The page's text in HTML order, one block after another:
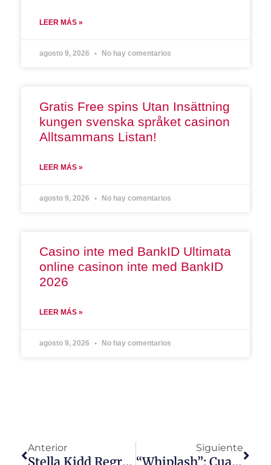
LEER MÁS »
agosto 9, 2026 No hay comentarios
Gratis Free spins Utan Insättning
kungen svenska språket casinon
Alltsammans Listan!
LEER MÁS »
agosto 9, 2026 No hay comentarios
Casino inte med BankID Ultimata
online casinon inte med BankID
2026
LEER MÁS »
agosto 9, 2026 No hay comentarios
Anterior
Stella Kidd Regresa A «Chicago Fire»
Siguiente
“Whiplash”: Cuando La Música Y La Obsesión Van De La Mano